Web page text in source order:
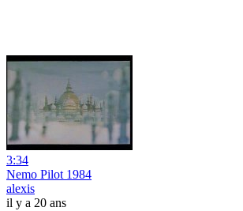
3:34
Nemo Pilot 1984
alexis
il y a 20 ans